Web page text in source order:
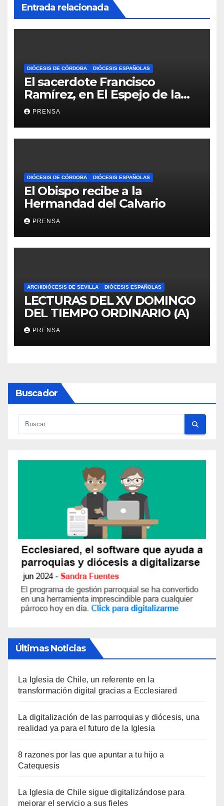
Entrada relacionada
DIÓCESIS DE CÓRDOBA DIÓCESIS ESPAÑOLAS
El sacerdote Francisco
Ramírez, en El Espejo de la
Iglesia
PRENSA
DIÓCESIS DE CÓRDOBA DIÓCESIS ESPAÑOLAS
El Obispo recibe a la
Hermandad del Calvario
PRENSA
ARCHIDIÓCESIS DE SEVILLA DIÓCESIS ESPAÑOLAS
LECTURAS DEL XV DOMINGO
DEL TIEMPO ORDINARIO (A)
PRENSA
Buscador
Últimas Noticias
La Iglesia de Chile, un referente en la
transformación digital gracias a Ecclesiared
La digitalización de las parroquias y diócesis, una
realidad ya para el futuro de la Iglesia
8 razones por las que apuntar a tu hijo a
Catequesis
La Iglesia de Chile sigue digitalizándose para
mejorar el servicio a sus fieles